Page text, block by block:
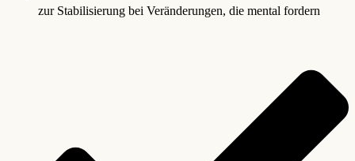
zur Stabilisierung bei Veränderungen, die mental fordern